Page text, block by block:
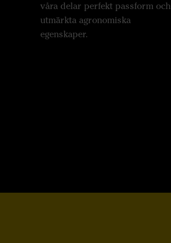
våra delar perfekt passform och
utmärkta agronomiska
egenskaper.